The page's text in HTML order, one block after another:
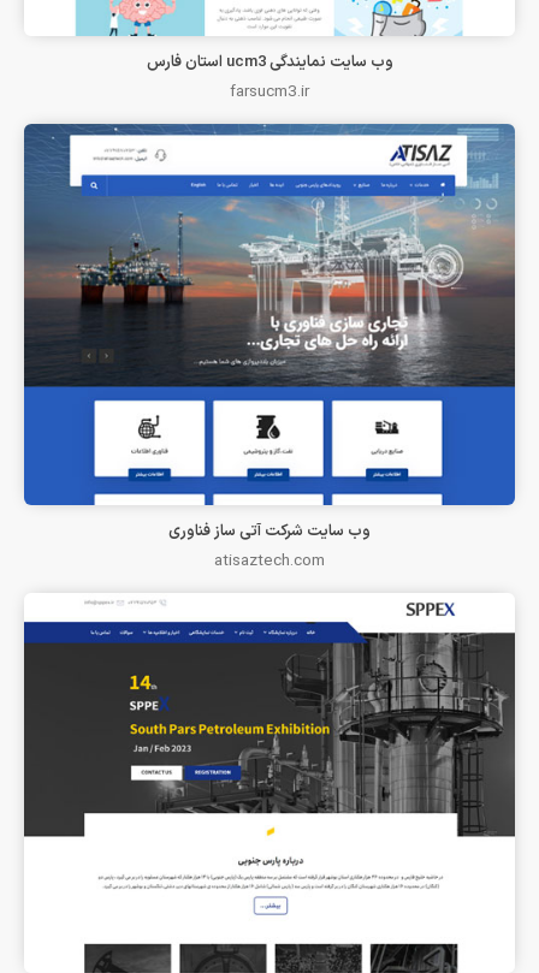
وب سایت نمایندگی ucm3 استان فارس
farsucm3.ir
وب سایت شرکت آتی ساز فناوری
atisaztech.com